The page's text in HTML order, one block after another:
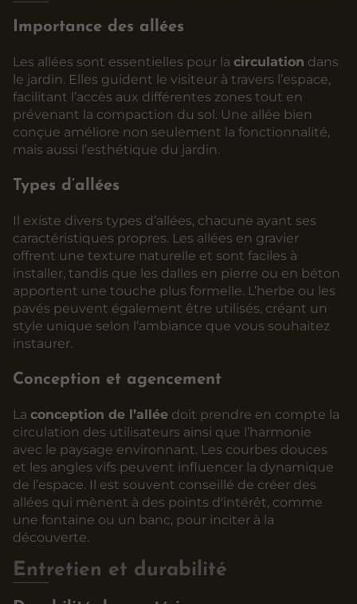
Importance des allées
Les allées sont essentielles pour la circulation dans
le jardin. Elles guident le visiteur à travers l’espace,
facilitant l’accès aux différentes zones tout en
prévenant la compaction du sol. Une allée bien
conçue améliore non seulement la fonctionnalité,
mais aussi l’esthétique du jardin.
Types d’allées
Il existe divers types d’allées, chacune ayant ses
caractéristiques propres. Les allées en gravier
offrent une texture naturelle et sont faciles à
installer, tandis que les dalles en pierre ou en béton
apportent une touche plus formelle. L’herbe ou les
pavés peuvent également être utilisés, créant un
style unique selon l’ambiance que vous souhaitez
instaurer.
Conception et agencement
La conception de l’allée doit prendre en compte la
circulation des utilisateurs ainsi que l’harmonie
avec le paysage environnant. Les courbes douces
et les angles vifs peuvent influencer la dynamique
de l’espace. Il est souvent conseillé de créer des
allées qui mènent à des points d'intérêt, comme
une fontaine ou un banc, pour inciter à la
découverte.
Entretien et durabilité